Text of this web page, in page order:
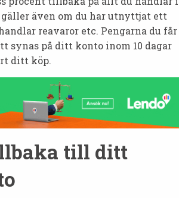
även om du har utnyttjat ett
reavaror etc. Pengarna du får
synas på ditt konto inom 10 dagar
ditt köp.
till ditt